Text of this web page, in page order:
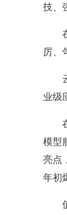
技、
厉、
业级
模型
亮点
年初